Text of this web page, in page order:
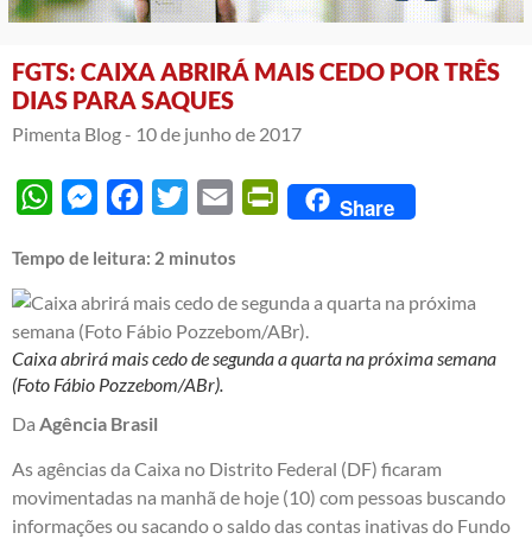
FGTS: CAIXA ABRIRÁ MAIS CEDO POR TRÊS
DIAS PARA SAQUES
Pimenta Blog - 10 de junho de 2017
WhatsAppMessengerFacebook
Twitter Email PrintFriendly
Share
Tempo de leitura: 2 minutos
Caixa abrirá mais cedo de segunda a quarta na próxima semana
(Foto Fábio Pozzebom/ABr).
Da Agência Brasil
As agências da Caixa no Distrito Federal (DF) ficaram
movimentadas na manhã de hoje (10) com pessoas buscando
informações ou sacando o saldo das contas inativas do Fundo